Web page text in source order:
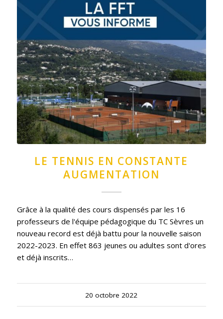
LE TENNIS EN CONSTANTE
AUGMENTATION
Grâce à la qualité des cours dispensés par les 16
professeurs de l'équipe pédagogique du TC Sèvres un
nouveau record est déjà battu pour la nouvelle saison
2022-2023. En effet 863 jeunes ou adultes sont d'ores
et déjà inscrits…
20 octobre 2022